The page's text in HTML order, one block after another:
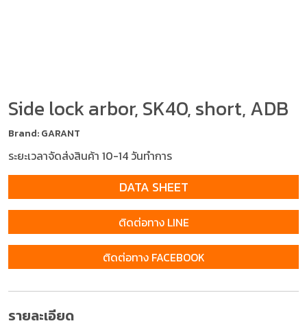
Side lock arbor, SK40, short, ADB
Brand: GARANT
ระยะเวลาจัดส่งสินค้า 10-14 วันทำการ
DATA SHEET
ติดต่อทาง LINE
ติดต่อทาง FACEBOOK
รายละเอียด